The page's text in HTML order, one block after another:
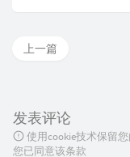
上一篇
发表评论
使用cookie技术保留
您已同意该条款